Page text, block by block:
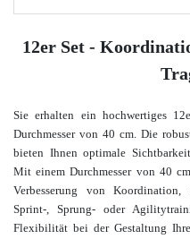
12er Set -
Sie erhalten ein hochwertiges
Durchmesser von 40 cm. Die
bieten Ihnen optimale
Mit einem Durchmesser von 40
Verbesserung von
Sprint-, Sprung- oder
Flexibilität bei der Gestaltung